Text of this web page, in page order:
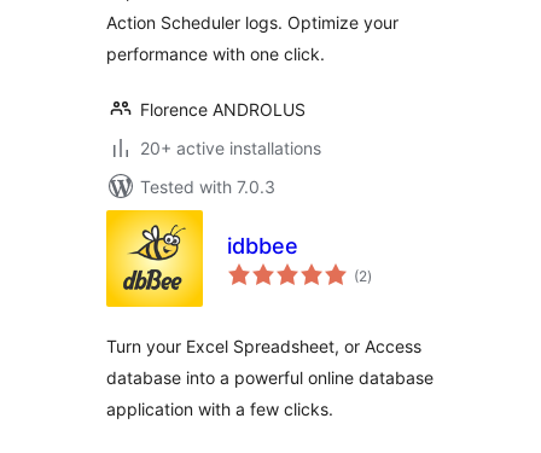
Action Scheduler logs. Optimize your
performance with one click.
Florence ANDROLUS
20+ active installations
Tested with 7.0.3
idbbee
(2total
ratings
)
Turn your Excel Spreadsheet, or Access
database into a powerful online database
application with a few clicks.